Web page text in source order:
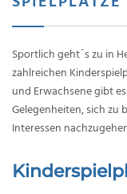
Sportlich geht´s zu in
zahlreichen
und Erwachsene gibt
Gelegenheiten, sich zu
Interessen